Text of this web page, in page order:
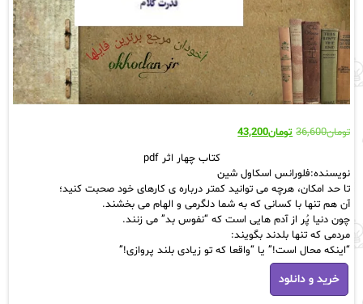
تومان36,600 قیمت
بود.
تومان43,200قیمت
تومان43,200.کتاب چهار اثر pdf
نویسنده:فلورانس اسکاول شین
تا حد امکان، هرچه می توانید کمتر درباره ی کارهای خود صحبت کنید؛
آن هم تنها با کسانی که به شما دلگرمی و الهام می بخشند.
چون دنیا پُر از آدم هایی است که “نفوس بد” می زنند.
مردمی که تنها بلدند بگویند:
“اینکه محال است!” یا “واقعا که تو زیادی بلند پروازی!”
کتاب
چهار
اثر
خرید و دانلود